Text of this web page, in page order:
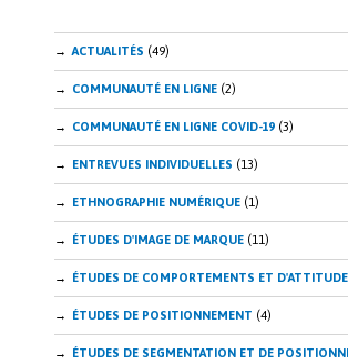
ACTUALITÉS (49)
COMMUNAUTÉ EN LIGNE (2)
COMMUNAUTÉ EN LIGNE COVID-19 (3)
ENTREVUES INDIVIDUELLES (13)
ETHNOGRAPHIE NUMÉRIQUE (1)
ÉTUDES D'IMAGE DE MARQUE (11)
ÉTUDES DE COMPORTEMENTS ET
ÉTUDES DE POSITIONNEMENT (4)
ÉTUDES DE SEGMENTATION ET DE